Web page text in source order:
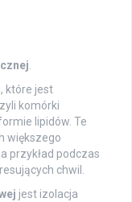
, które jest
komórki
lipidów. Te
większego
przykład podczas
chwil.
jest izolacja